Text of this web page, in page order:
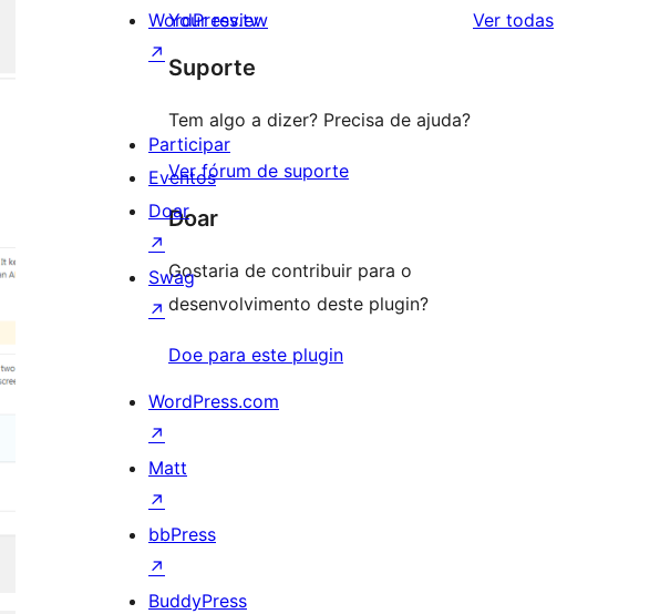
Your review Ver todasavaliações
Suporte
Tem algo a dizer? Precisa de ajuda?
Ver fórum de suporte
Doar
Gostaria de contribuir para o
desenvolvimento deste plugin?
Doe para este plugin
WordPress.tv
↗
Participar
Eventos
Doar
↗
Swag
↗
WordPress.com
↗
Matt
↗
bbPress
↗
BuddyPress